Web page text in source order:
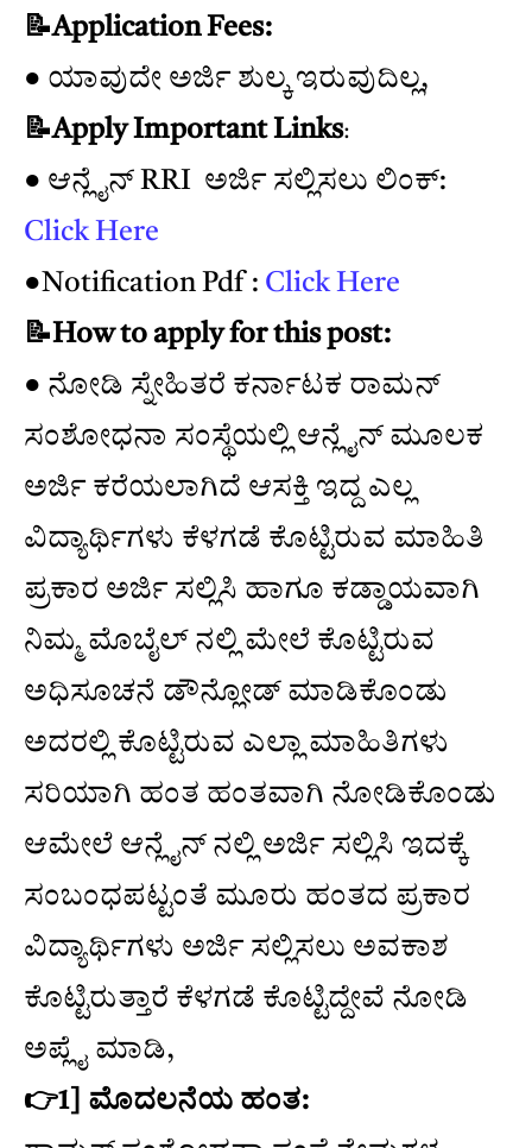
📝Application Fees:
● ಯಾವುದೇ ಅರ್ಜಿ ಶುಲ್ಕ ಇರುವುದಿಲ್ಲ,
📝Apply Important Links:
● ಆನ್ಲೈನ್ RRI ಅರ್ಜಿ ಸಲ್ಲಿಸಲು ಲಿಂಕ್:
Click Here
●Notification Pdf : Click Here
📝How to apply for this post:
● ನೋಡಿ ಸ್ನೇಹಿತರೆ ಕರ್ನಾಟಕ ರಾಮನ್
ಸಂಶೋಧನಾ ಸಂಸ್ಥೆಯಲ್ಲಿ ಆನ್ಲೈನ್ ಮೂಲಕ
ಅರ್ಜಿ ಕರೆಯಲಾಗಿದೆ ಆಸಕ್ತಿ ಇದ್ದ ಎಲ್ಲ
ವಿದ್ಯಾರ್ಥಿಗಳು ಕೆಳಗಡೆ ಕೊಟ್ಟಿರುವ ಮಾಹಿತಿ
ಪ್ರಕಾರ ಅರ್ಜಿ ಸಲ್ಲಿಸಿ ಹಾಗೂ ಕಡ್ಡಾಯವಾಗಿ
ನಿಮ್ಮ ಮೊಬೈಲ್ ನಲ್ಲಿ ಮೇಲೆ ಕೊಟ್ಟಿರುವ
ಅಧಿಸೂಚನೆ ಡೌನ್ಲೋಡ್ ಮಾಡಿಕೊಂಡು
ಅದರಲ್ಲಿ ಕೊಟ್ಟಿರುವ ಎಲ್ಲಾ ಮಾಹಿತಿಗಳು
ಸರಿಯಾಗಿ ಹಂತ ಹಂತವಾಗಿ ನೋಡಿಕೊಂಡು
ಆಮೇಲೆ ಆನ್ಲೈನ್ ನಲ್ಲಿ ಅರ್ಜಿ ಸಲ್ಲಿಸಿ ಇದಕ್ಕೆ
ಸಂಬಂಧಪಟ್ಟಂತೆ ಮೂರು ಹಂತದ ಪ್ರಕಾರ
ವಿದ್ಯಾರ್ಥಿಗಳು ಅರ್ಜಿ ಸಲ್ಲಿಸಲು ಅವಕಾಶ
ಕೊಟ್ಟಿರುತ್ತಾರೆ ಕೆಳಗಡೆ ಕೊಟ್ಟಿದ್ದೇವೆ ನೋಡಿ
ಅಪ್ಲೈ ಮಾಡಿ,
👉1] ಮೊದಲನೆಯ ಹಂತ: